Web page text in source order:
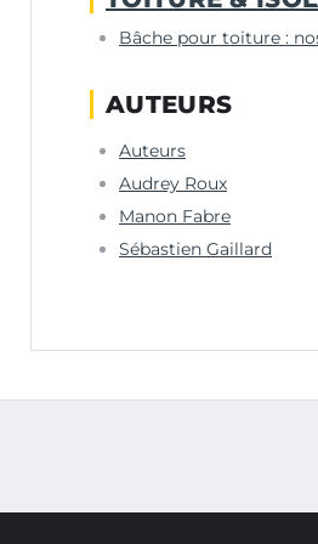
Bâche pour toiture :
AUTEURS
Auteurs
Audrey Roux
Manon Fabre
Sébastien Gaillard